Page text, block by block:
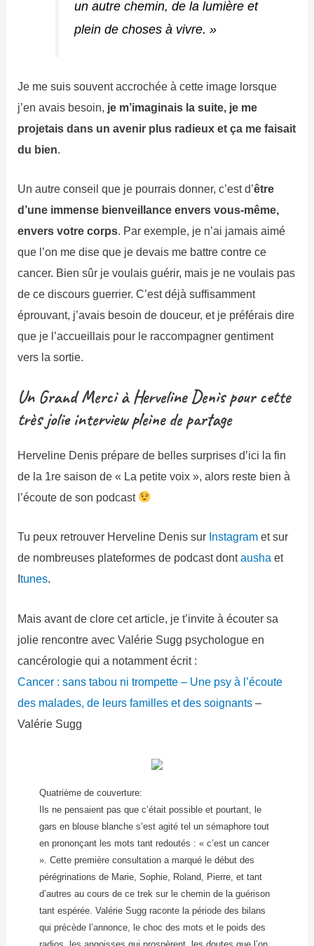
un autre chemin, de la lumière et
plein de choses à vivre. »
Je me suis souvent accrochée à cette image lorsque
j’en avais besoin, je m’imaginais la suite, je me
projetais dans un avenir plus radieux et ça me faisait
du bien.
Un autre conseil que je pourrais donner, c’est d’être
d’une immense bienveillance envers vous-même,
envers votre corps. Par exemple, je n’ai jamais aimé
que l’on me dise que je devais me battre contre ce
cancer. Bien sûr je voulais guérir, mais je ne voulais pas
de ce discours guerrier. C’est déjà suffisamment
éprouvant, j’avais besoin de douceur, et je préférais dire
que je l’accueillais pour le raccompagner gentiment
vers la sortie.
Un Grand Merci à Herveline Denis pour cette
très jolie interview pleine de partage
Herveline Denis prépare de belles surprises d’ici la fin
de la 1re saison de « La petite voix », alors reste bien à
l’écoute de son podcast
Tu peux retrouver Herveline Denis sur Instagram et sur
de nombreuses plateformes de podcast dontausha et
Itunes.
Mais avant de clore cet article, je t’invite à écouter sa
jolie rencontre avec Valérie Sugg psychologue en
cancérologie qui a notamment écrit :
Cancer : sans tabou ni trompette – Une psy à l’écoute
des malades, de leurs familles et des soignants –
Valérie Sugg
Quatrième de couverture:
Ils ne pensaient pas que c’était possible et pourtant, le
gars en blouse blanche s’est agité tel un sémaphore tout
en prononçant les mots tant redoutés : « c’est un cancer
». Cette première consultation a marqué le début des
pérégrinations de Marie, Sophie, Roland, Pierre, et tant
d’autres au cours de ce trek sur le chemin de la guérison
tant espérée. Valérie Sugg raconte la période des bilans
qui précède l’annonce, le choc des mots et le poids des